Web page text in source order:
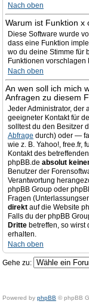
Nach oben
Warum ist Funktion x
Diese Software wurde
dass eine Funktion
wo du deine Stimme für
Funktionen vorschlagen
Nach oben
An wen soll ich mich
Anfragen zu diesem
Jeder Administrator, der
geeigneter Kontakt für
solltest du den Besitzer
Abfrage durch) oder —
wie z. B. Yahoo!, free.fr,
Kontakt des
phpBB.de absolut
Benutzer der
Verantwortung
phpBB Group oder
Fragen
direkt auf die Website
Falls du der phpBB
Dritte betreffen, so wirst
erhalten.
Nach oben
Gehe zu:
Powered by phpBB © phpBB